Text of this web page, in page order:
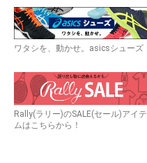
ワタシを、動かせ。asicsシューズ
Rally(ラリー)のSALE(セール)アイテ
ムはこちらから！